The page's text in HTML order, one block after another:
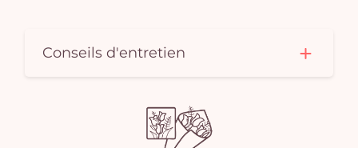
Conseils d'entretien